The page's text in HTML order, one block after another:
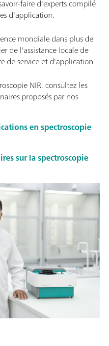
faire d'experts compilé
d'application.
mondiale dans plus de
de l'assistance locale de
de service et d'application.
NIR, consultez les
proposés par nos
en spectroscopie
sur la spectroscopie